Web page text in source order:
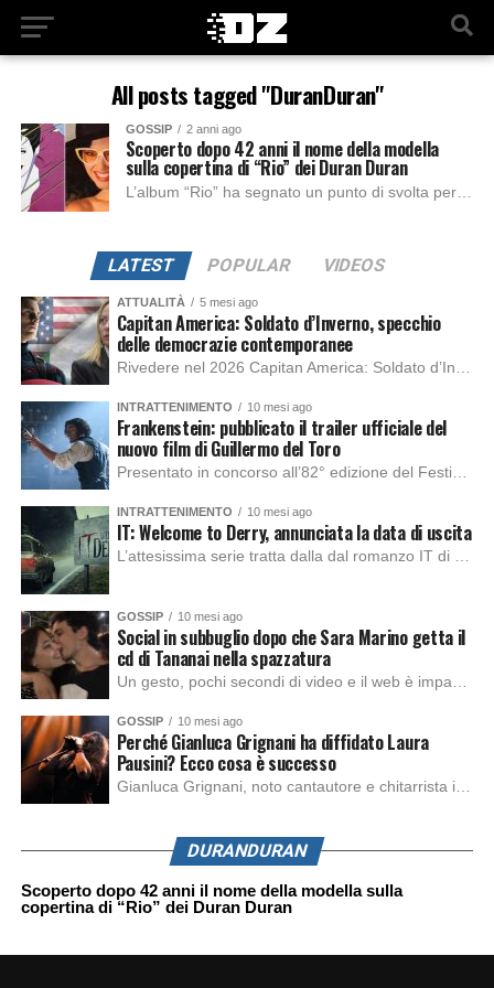
All posts tagged "DuranDuran"
GOSSIP 2 anni ago
Scoperto dopo 42 anni il nome della modella
sulla copertina di “Rio” dei Duran Duran
L’album “Rio” ha segnato un punto di svolta per i Duran Duran, consolidando il loro successo internazionale grazie a brani come “Hungry Like the Wolf”, “Save...
LATEST POPULAR VIDEOS
ATTUALITÀ 5 mesi ago
Capitan America: Soldato d’Inverno, specchio
delle democrazie contemporanee
INTRATTENIMENTO 10 mesi ago
Frankenstein: pubblicato il trailer ufficiale del
nuovo film di Guillermo del Toro
INTRATTENIMENTO 10 mesi ago
IT: Welcome to Derry, annunciata la data di uscita
GOSSIP 10 mesi ago
Social in subbuglio dopo che Sara Marino getta il
cd di Tananai nella spazzatura
GOSSIP 10 mesi ago
Perché Gianluca Grignani ha diffidato Laura
Pausini? Ecco cosa è successo
DURANDURAN
Scoperto dopo 42 anni il nome della modella sulla
copertina di “Rio” dei Duran Duran